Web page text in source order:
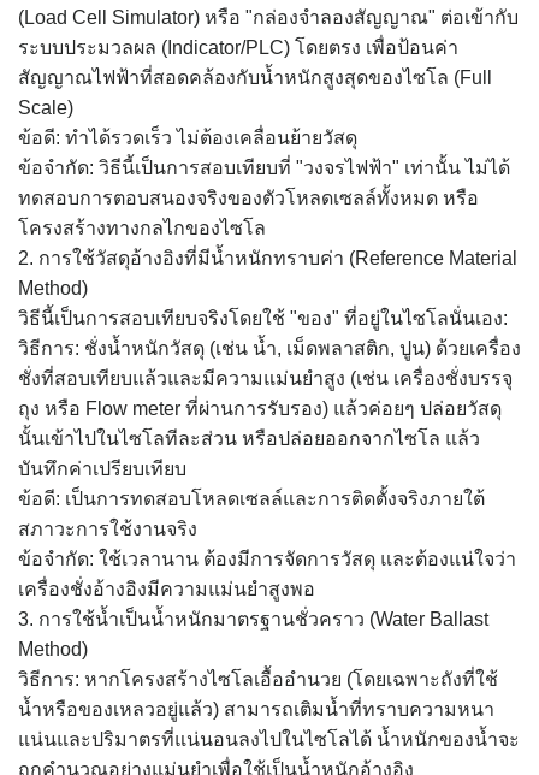
(Load Cell Simulator) หรือ "กล่องจำลองสัญญาณ" ต่อเข้ากับ
ระบบประมวลผล (Indicator/PLC) โดยตรง เพื่อป้อนค่า
สัญญาณไฟฟ้าที่สอดคล้องกับน้ำหนักสูงสุดของไซโล (Full
Scale)
ข้อดี: ทำได้รวดเร็ว ไม่ต้องเคลื่อนย้ายวัสดุ
ข้อจำกัด: วิธีนี้เป็นการสอบเทียบที่ "วงจรไฟฟ้า" เท่านั้น ไม่ได้
ทดสอบการตอบสนองจริงของตัวโหลดเซลล์ทั้งหมด หรือ
โครงสร้างทางกลไกของไซโล
2. การใช้วัสดุอ้างอิงที่มีน้ำหนักทราบค่า (Reference Material
Method)
วิธีนี้เป็นการสอบเทียบจริงโดยใช้ "ของ" ที่อยู่ในไซโลนั่นเอง:
วิธีการ: ชั่งน้ำหนักวัสดุ (เช่น น้ำ, เม็ดพลาสติก, ปูน) ด้วยเครื่อง
ชั่งที่สอบเทียบแล้วและมีความแม่นยำสูง (เช่น เครื่องชั่งบรรจุ
ถุง หรือ Flow meter ที่ผ่านการรับรอง) แล้วค่อยๆ ปล่อยวัสดุ
นั้นเข้าไปในไซโลทีละส่วน หรือปล่อยออกจากไซโล แล้ว
บันทึกค่าเปรียบเทียบ
ข้อดี: เป็นการทดสอบโหลดเซลล์และการติดตั้งจริงภายใต้
สภาวะการใช้งานจริง
ข้อจำกัด: ใช้เวลานาน ต้องมีการจัดการวัสดุ และต้องแน่ใจว่า
เครื่องชั่งอ้างอิงมีความแม่นยำสูงพอ
3. การใช้น้ำเป็นน้ำหนักมาตรฐานชั่วคราว (Water Ballast
Method)
วิธีการ: หากโครงสร้างไซโลเอื้ออำนวย (โดยเฉพาะถังที่ใช้
น้ำหรือของเหลวอยู่แล้ว) สามารถเติมน้ำที่ทราบความหนา
แน่นและปริมาตรที่แน่นอนลงไปในไซโลได้ น้ำหนักของน้ำจะ
ถูกคำนวณอย่างแม่นยำเพื่อใช้เป็นน้ำหนักอ้างอิง